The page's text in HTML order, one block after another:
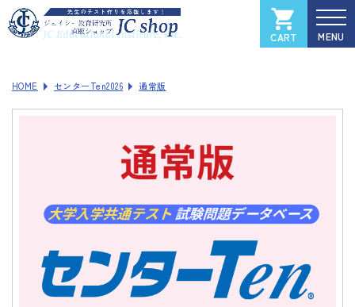
CART
Xam 2023
Xam 2022
Xam 2021
HOME センターTen2026 通常版